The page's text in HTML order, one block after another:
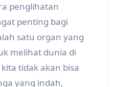
penglihatan
penting bagi
satu organ yang
melihat dunia di
tidak akan bisa
yang indah,